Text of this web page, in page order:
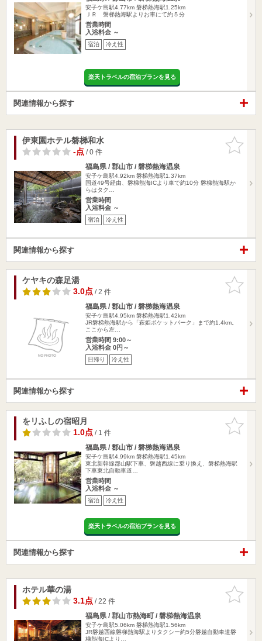
安子ケ島駅4.77km 磐梯熱海駅1.25km
ＪＲ 磐梯熱海駅よりお車にて約５分
営業時間
入浴料金 ～
宿泊 冷え性
楽天トラベルの宿泊プランを見る
関連情報から探す
お気に入
りに追加
伊東園ホテル磐梯和水
-点/ 0 件
福島県 / 郡山市 / 磐梯熱海温泉
安子ケ島駅4.92km 磐梯熱海駅1.37km
国道49号経由、磐梯熱海ICより車で約10分 磐梯熱海駅か
らはタク…
営業時間
入浴料金 ～
宿泊 冷え性
関連情報から探す
お気に入
りに追加
ケヤキの森足湯
3.0点/ 2 件
福島県 / 郡山市 / 磐梯熱海温泉
安子ケ島駅4.95km 磐梯熱海駅1.42km
JR磐梯熱海駅から「萩姫ポケットパーク」まで約1.4km。
ここから左…
営業時間 9:00～
入浴料金 0円～
日帰り 冷え性
関連情報から探す
お気に入
りに追加
をリふしの宿昭月
1.0点/ 1 件
福島県 / 郡山市 / 磐梯熱海温泉
安子ケ島駅4.99km 磐梯熱海駅1.45km
東北新幹線郡山駅下車、磐越西線に乗り換え、磐梯熱海駅
下車東北自動車道…
営業時間
入浴料金 ～
宿泊 冷え性
楽天トラベルの宿泊プランを見る
関連情報から探す
お気に入
りに追加
ホテル華の湯
3.1点/ 22 件
福島県 / 郡山市熱海町 / 磐梯熱海温泉
安子ケ島駅5.06km 磐梯熱海駅1.56km
JR磐越西線磐梯熱海駅よりタクシー約5分磐越自動車道磐
梯熱海ICより…